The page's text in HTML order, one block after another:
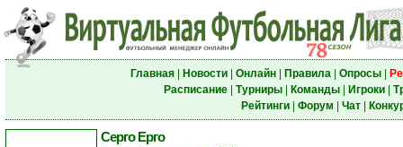
Главная| Новости| Онлайн| Правила| Опросы|
Расписание| Турниры| Команды| Игроки|
Рейтинги| Форум Чат|
Серго Ерго